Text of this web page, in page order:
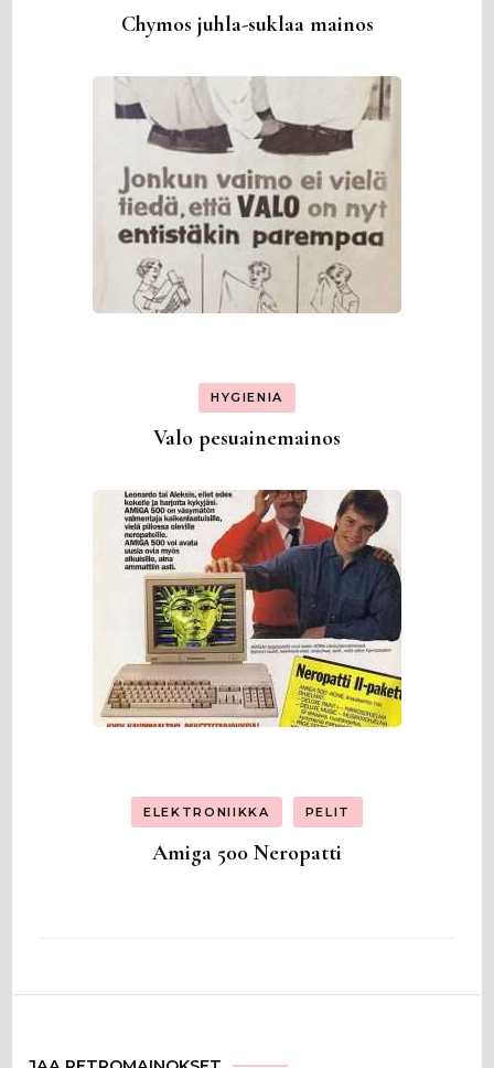
Chymos juhla-suklaa mainos
HYGIENIA
Valo pesuainemainos
ELEKTRONIIKKA PELIT
Amiga 500 Neropatti